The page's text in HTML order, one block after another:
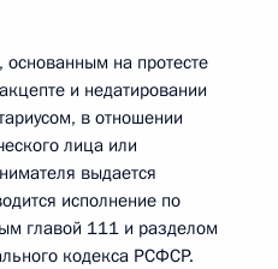
на протесте
и недатировании
в отношении
лица или
выдается
исполнение по
главой 111 и разделом
кодекса РСФСР.